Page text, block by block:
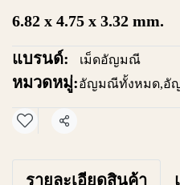
6.82 x 4.75 x 3.32 mm.
แบรนด์: เม็ดอัญมณี
หมวดหมู่:อัญมณีทั้งหมด,อั
แชร์
รายละเอียดสินค้า